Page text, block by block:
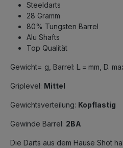
Steeldarts
28 Gramm
80% Tungsten Barrel
Alu Shafts
Top Qualität
Gewicht= g, Barrel: L.= mm, D.
Griplevel: Mittel
Gewichtsverteilung: Kopflastig
Gewinde Barrel: 2BA
Die Darts aus dem Hause Shot